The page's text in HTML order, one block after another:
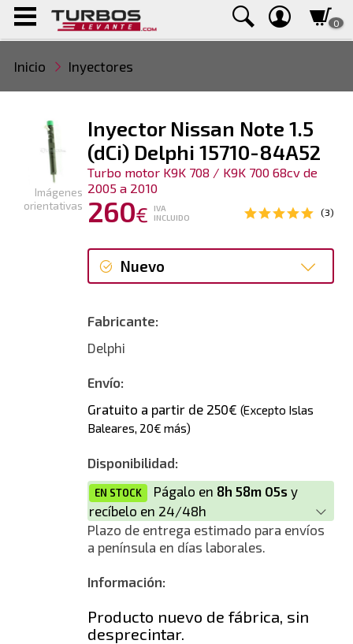
0
Inicio Inyectores
Inyector Nissan Note 1.5
(dCi) Delphi 15710-84A52
Turbo motor K9K 708 / K9K 700 68cv de
2005 a 2010
260€
IVA
INCLUIDO
(3)
Nuevo
Fabricante:
Delphi
Envío:
Gratuito a partir de 250€ (Excepto Islas
Baleares, 20€ más)
Disponibilidad:
EN STOCK Págalo en 8h 58m 04sy
recíbelo en 24/48h
Plazo de entrega estimado para envíos
a península en días laborales.
Información:
Producto nuevo de fábrica, sin
desprecintar.
Imágenes
orientativas